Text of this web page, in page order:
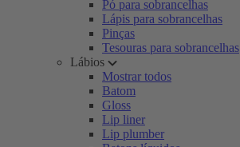
Pó para sobrancelhas
Lápis para sobrancelhas
Pinças
Tesouras para sobrancelhas
Lábios
Mostrar todos
Batom
Gloss
Lip liner
Lip plumber